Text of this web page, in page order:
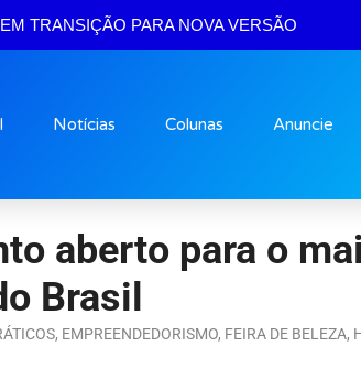
TRANSIÇÃO PARA NOVA VERSÃO
Notícias Colunas Anuncie
aberto para o
Brasil
, EMPREENDEDORISMO, FEIRA DE BELEZA,